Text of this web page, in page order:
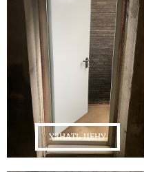
УЗНАТЬ ЦЕНУ